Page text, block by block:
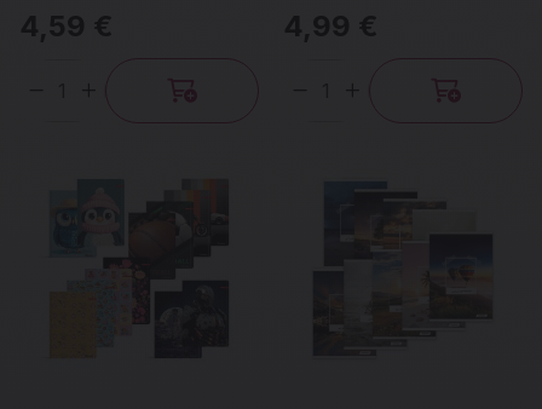
barve
4,59 €
karo, različni motivi
4,99 €